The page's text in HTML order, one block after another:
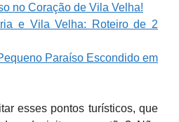
no Coração de Vila Velha!
e Vila Velha: Roteiro de 2
Paraíso Escondido em
esses pontos turísticos, que